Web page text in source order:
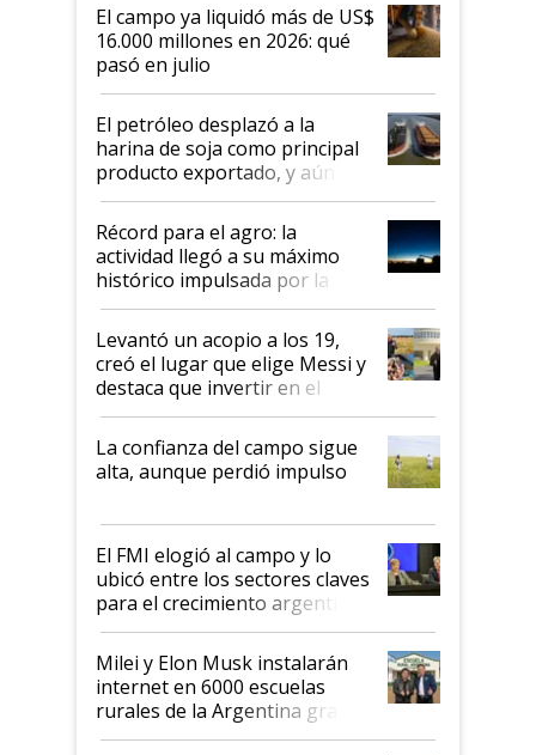
El campo ya liquidó más de US$
16.000 millones en 2026: qué
pasó en julio
El petróleo desplazó a la
harina de soja como principal
producto exportado, y aún así
el agro aportó casi seis de cada
diez dólares y sostuvo el
liderazgo en un semestre
récord
Récord para el agro: la
actividad llegó a su máximo
histórico impulsada por la
cosecha y las exportaciones
Levantó un acopio a los 19,
creó el lugar que elige Messi y
destaca que invertir en el
kirchnerismo era como "darle
plata a un hijo para droga":
Juan Félix Rossetti, el libertario
que de una dura crisis salió
de Milei
La confianza del campo sigue
alta, aunque perdió impulso
El FMI elogió al campo y lo
ubicó entre los sectores claves
para el crecimiento argentino
Milei y Elon Musk instalarán
internet en 6000 escuelas
rurales de la Argentina gracias
a un acuerdo con Starlink